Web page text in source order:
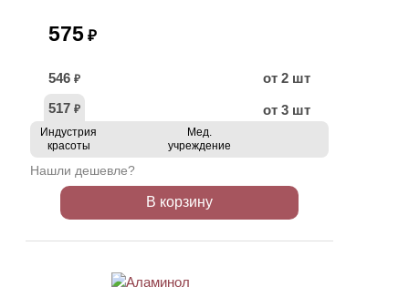
575 ₽
546 ₽
от 2 шт
517 ₽ от 3 шт
Индустрия
красоты
Мед.
учреждение
Нашли дешевле?
В корзину